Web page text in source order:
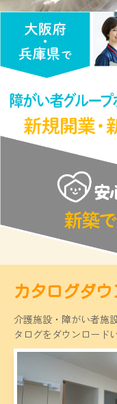
カタログダウ
介護施設・障がい者施
タログをダウンロード